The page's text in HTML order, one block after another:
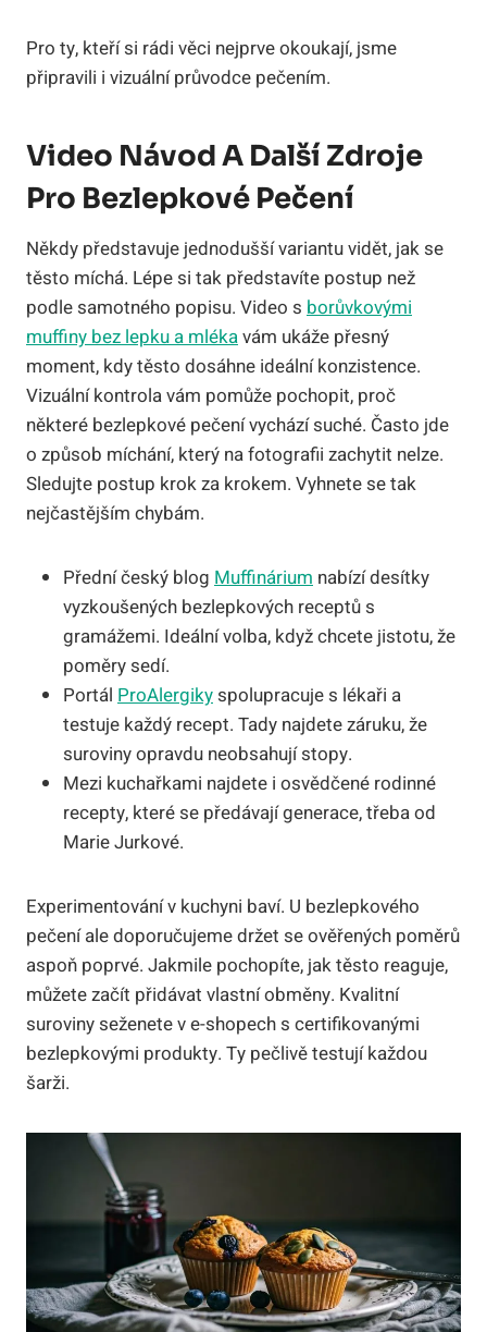
Pro ty, kteří si rádi věci nejprve okoukají, jsme
připravili i vizuální průvodce pečením.
Video Návod A Další Zdroje
Pro Bezlepkové Pečení
Někdy představuje jednodušší variantu vidět, jak se
těsto míchá. Lépe si tak představíte postup než
podle samotného popisu. Video s borůvkovými
muffiny bez lepku a mlékavám ukáže přesný
moment, kdy těsto dosáhne ideální konzistence.
Vizuální kontrola vám pomůže pochopit, proč
některé bezlepkové pečení vychází suché. Často jde
o způsob míchání, který na fotografii zachytit nelze.
Sledujte postup krok za krokem. Vyhnete se tak
nejčastějším chybám.
Přední český blog Muffinárium nabízí desítky
vyzkoušených bezlepkových receptů s
gramážemi. Ideální volba, když chcete jistotu, že
poměry sedí.
Portál ProAlergikyspolupracuje s lékaři a
testuje každý recept. Tady najdete záruku, že
suroviny opravdu neobsahují stopy.
Mezi kuchařkami najdete i osvědčené rodinné
recepty, které se předávají generace, třeba od
Marie Jurkové.
Experimentování v kuchyni baví. U bezlepkového
pečení ale doporučujeme držet se ověřených poměrů
aspoň poprvé. Jakmile pochopíte, jak těsto reaguje,
můžete začít přidávat vlastní obměny. Kvalitní
suroviny seženete v e-shopech s certifikovanými
bezlepkovými produkty. Ty pečlivě testují každou
šarži.